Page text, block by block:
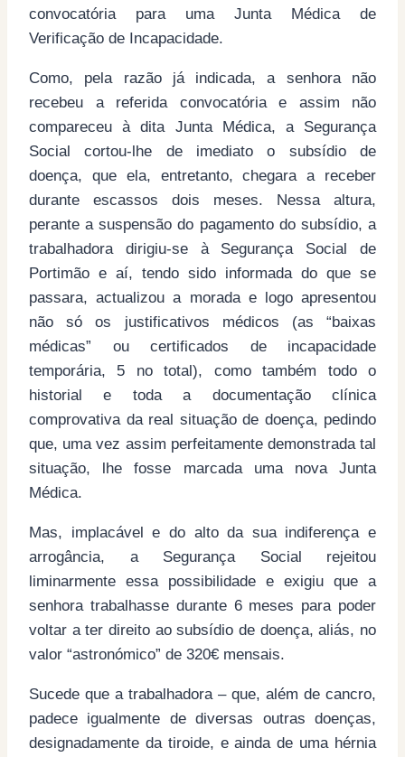
convocatória para uma Junta Médica de
Verificação de Incapacidade.
Como, pela razão já indicada, a senhora não
recebeu a referida convocatória e assim não
compareceu à dita Junta Médica, a Segurança
Social cortou-lhe de imediato o subsídio de
doença, que ela, entretanto, chegara a receber
durante escassos dois meses. Nessa altura,
perante a suspensão do pagamento do subsídio, a
trabalhadora dirigiu-se à Segurança Social de
Portimão e aí, tendo sido informada do que se
passara, actualizou a morada e logo apresentou
não só os justificativos médicos (as “baixas
médicas” ou certificados de incapacidade
temporária, 5 no total), como também todo o
historial e toda a documentação clínica
comprovativa da real situação de doença, pedindo
que, uma vez assim perfeitamente demonstrada tal
situação, lhe fosse marcada uma nova Junta
Médica.
Mas, implacável e do alto da sua indiferença e
arrogância, a Segurança Social rejeitou
liminarmente essa possibilidade e exigiu que a
senhora trabalhasse durante 6 meses para poder
voltar a ter direito ao subsídio de doença, aliás, no
valor “astronómico” de 320€ mensais.
Sucede que a trabalhadora – que, além de cancro,
padece igualmente de diversas outras doenças,
designadamente da tiroide, e ainda de uma hérnia